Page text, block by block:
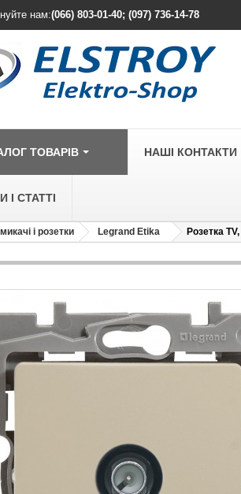
нам:(066) 803-01-40; (097) 736-14-78
ТОВАРІВ
LEGRAND
Legrand Etika
Legrand Forix
Legrand SUNO
Legrand Valena
НАШІ КОНТАКТИ
І СТАТТІ
і розетки Legrand Etika Розетка